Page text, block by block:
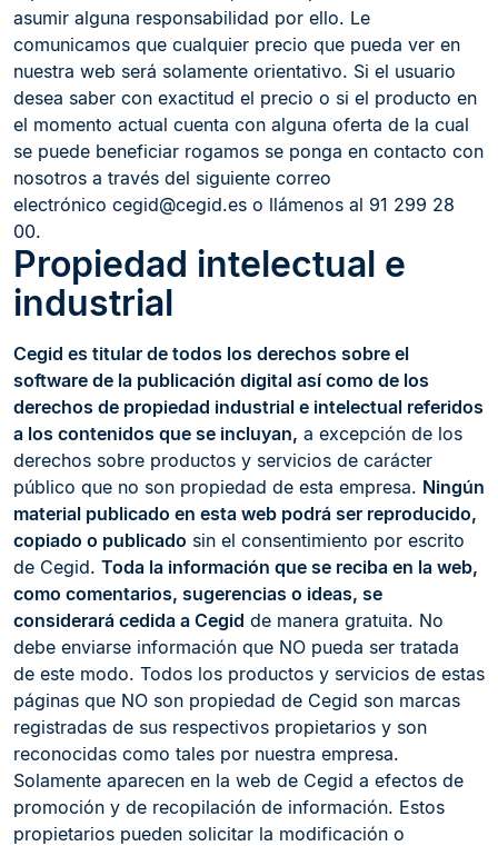
asumir alguna responsabilidad por ello. Le
comunicamos que cualquier precio que pueda ver en
nuestra web será solamente orientativo. Si el usuario
desea saber con exactitud el precio o si el producto en
el momento actual cuenta con alguna oferta de la cual
se puede beneficiar rogamos se ponga en contacto con
nosotros a través del siguiente correo
electrónico cegid@cegid.es o llámenos al 91 299 28
00.
Propiedad intelectual e
industrial
Cegid es titular de todos los derechos sobre el
software de la publicación digital así como de los
derechos de propiedad industrial e intelectual referidos
a los contenidos que se incluyan, a excepción de los
derechos sobre productos y servicios de carácter
público que no son propiedad de esta empresa. Ningún
material publicado en esta web podrá ser reproducido,
copiado o publicado sin el consentimiento por escrito
de Cegid. Toda la información que se reciba en la web,
como comentarios, sugerencias o ideas, se
considerará cedida a Cegid de manera gratuita. No
debe enviarse información que NO pueda ser tratada
de este modo. Todos los productos y servicios de estas
páginas que NO son propiedad de Cegid son marcas
registradas de sus respectivos propietarios y son
reconocidas como tales por nuestra empresa.
Solamente aparecen en la web de Cegid a efectos de
promoción y de recopilación de información. Estos
propietarios pueden solicitar la modificación o